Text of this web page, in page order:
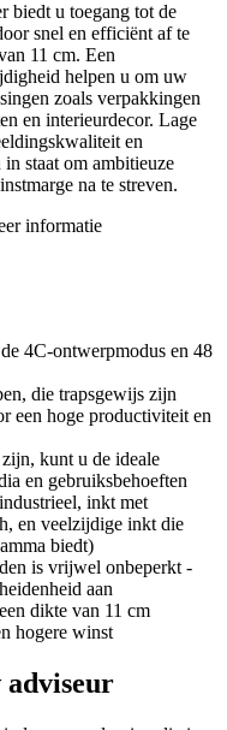
biedt u toegang tot de
snel en efficiënt af te
11 cm. Een
helpen u om uw
zoals verpakkingen
en interieurdecor. Lage
en
staat om ambitieuze
na te streven.
informatie
4C-ontwerpmodus en 48
die trapsgewijs zijn
een hoge productiviteit en
kunt u de ideale
en gebruiksbehoeften
inkt met
en veelzijdige inkt die
biedt)
is vrijwel onbeperkt -
aan
dikte van 11 cm
hogere winst
adviseur